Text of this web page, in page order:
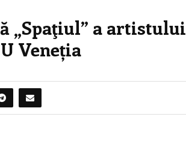
„Spaţiul” a artistului
Veneția